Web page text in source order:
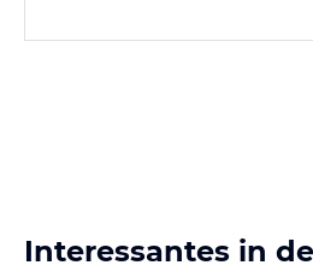
Interessantes in